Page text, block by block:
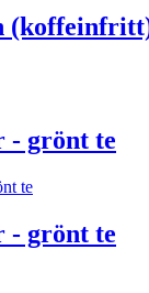
- grönt te
- grönt te